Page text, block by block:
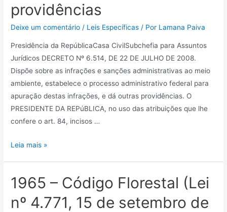
providências
Deixe um comentário / Leis Específicas / Por Lamana Paiva
Presidência da RepúblicaCasa CivilSubchefia para Assuntos
Jurídicos DECRETO Nº 6.514, DE 22 DE JULHO DE 2008.
Dispõe sobre as infrações e sanções administrativas ao meio
ambiente, estabelece o processo administrativo federal para
apuração destas infrações, e dá outras providências. O
PRESIDENTE DA REPúBLICA, no uso das atribuições que lhe
confere o art. 84, incisos …
Leia mais »
1965 – Código Florestal (Lei
nº 4.771, 15 de setembro de